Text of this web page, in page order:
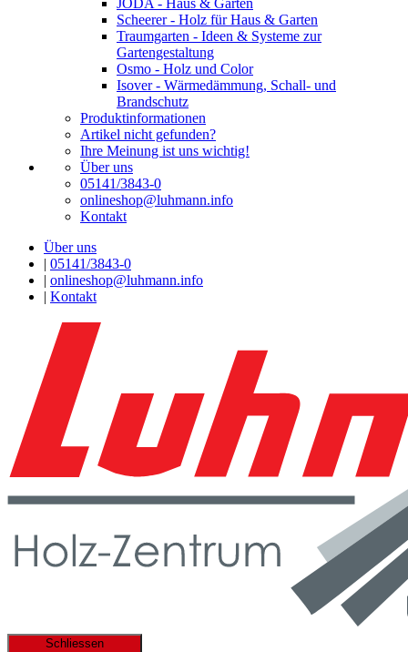
JODA - Haus & Garten
Scheerer - Holz für Haus & Garten
Traumgarten - Ideen & Systeme zur
Gartengestaltung
Osmo - Holz und Color
Isover - Wärmedämmung, Schall- und
Brandschutz
Produktinformationen
Artikel nicht gefunden?
Ihre Meinung ist uns wichtig!
Über uns
05141/3843-0
onlineshop@luhmann.info
Kontakt
Über uns
| 05141/3843-0
| onlineshop@luhmann.info
| Kontakt
Schliessen